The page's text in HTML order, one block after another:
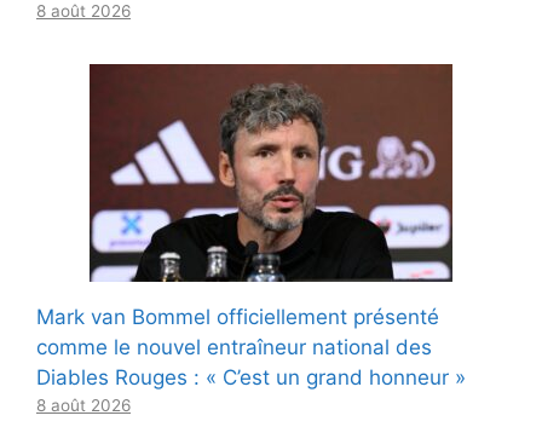
8 août 2026
Mark van Bommel officiellement présenté
comme le nouvel entraîneur national des
Diables Rouges : « C’est un grand honneur »
8 août 2026